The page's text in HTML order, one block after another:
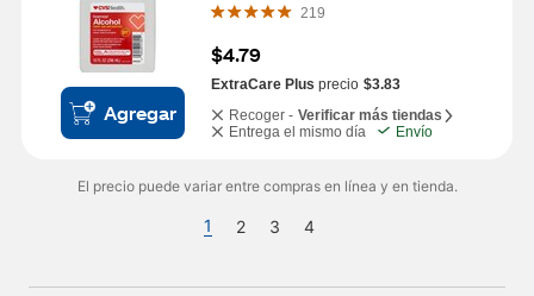
Agregar
219
$4.79
ExtraCare Plus precio $3.83
Recoger - Verificar más tiendas
Entrega el mismo día
Envío
El precio puede variar entre compras en línea y en tienda.
1 2 3 4